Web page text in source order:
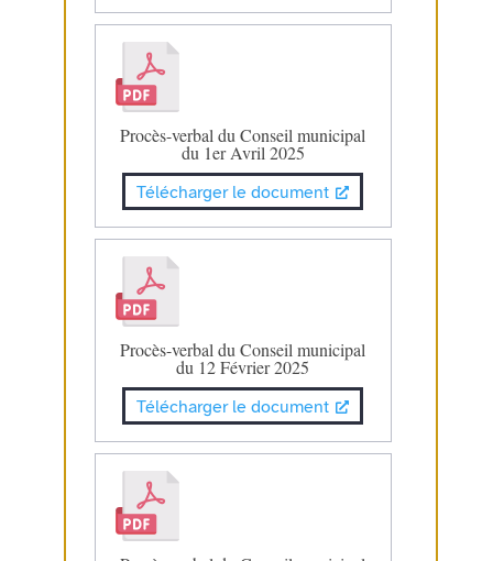
Procès-verbal du Conseil municipal
du 1er Avril 2025
Télécharger le document
Procès-verbal du Conseil municipal
du 12 Février 2025
Télécharger le document